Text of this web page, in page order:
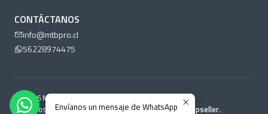
CONTÁCTANOS
info@mtbpro.cl
56228974475
2026 MTB Pro Chile.
Todos los derechos reservados.Desarrollado por Jumpseller.
Envíanos un mensaje de WhatsApp